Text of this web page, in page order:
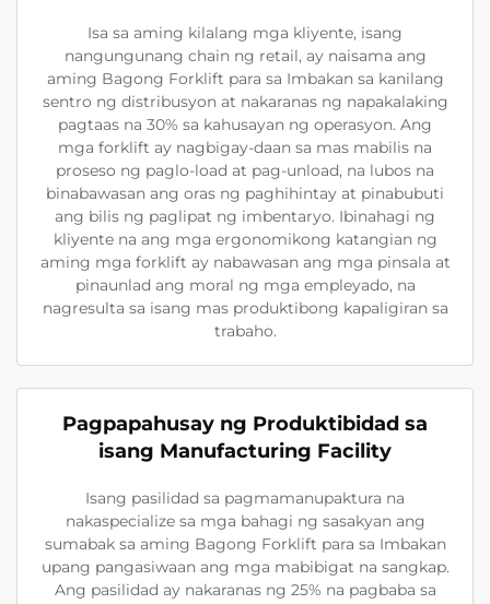
Isa sa aming kilalang mga kliyente, isang
nangungunang chain ng retail, ay naisama ang
aming Bagong Forklift para sa Imbakan sa kanilang
sentro ng distribusyon at nakaranas ng napakalaking
pagtaas na 30% sa kahusayan ng operasyon. Ang
mga forklift ay nagbigay-daan sa mas mabilis na
proseso ng paglo-load at pag-unload, na lubos na
binabawasan ang oras ng paghihintay at pinabubuti
ang bilis ng paglipat ng imbentaryo. Ibinahagi ng
kliyente na ang mga ergonomikong katangian ng
aming mga forklift ay nabawasan ang mga pinsala at
pinaunlad ang moral ng mga empleyado, na
nagresulta sa isang mas produktibong kapaligiran sa
trabaho.
Pagpapahusay ng Produktibidad sa
isang Manufacturing Facility
Isang pasilidad sa pagmamanupaktura na
nakaspecialize sa mga bahagi ng sasakyan ang
sumabak sa aming Bagong Forklift para sa Imbakan
upang pangasiwaan ang mga mabibigat na sangkap.
Ang pasilidad ay nakaranas ng 25% na pagbaba sa